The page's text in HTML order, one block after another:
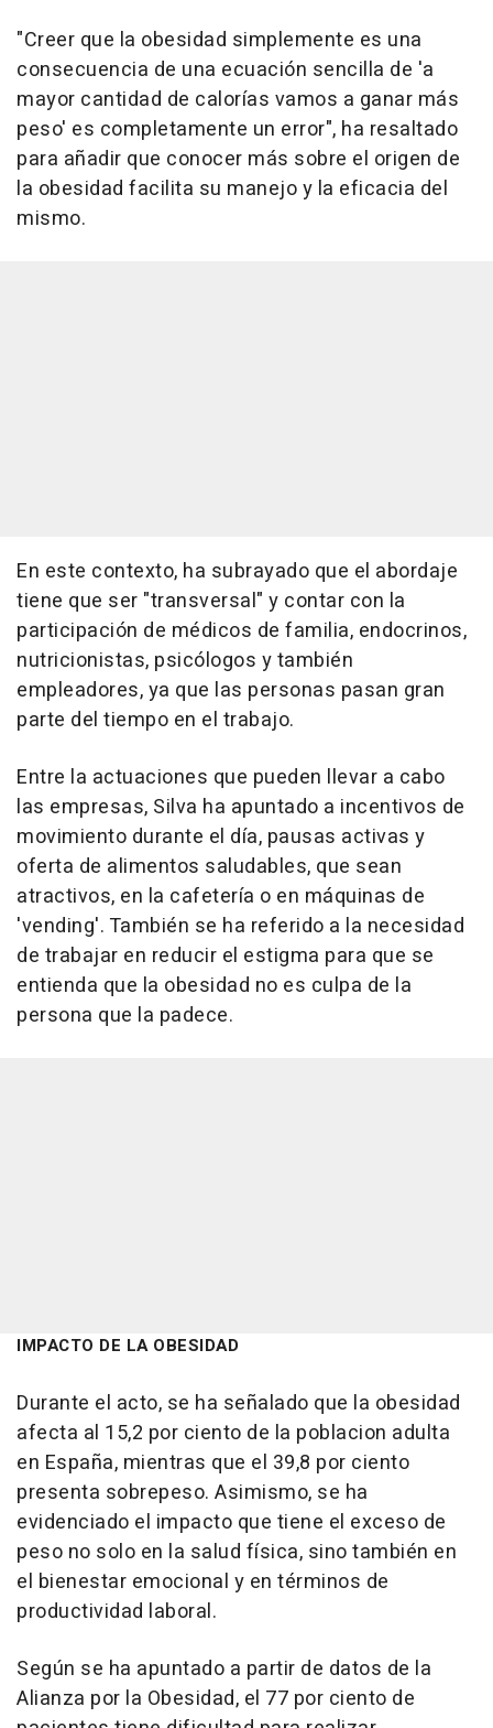
"Creer que la obesidad simplemente es una
consecuencia de una ecuación sencilla de 'a
mayor cantidad de calorías vamos a ganar más
peso' es completamente un error", ha resaltado
para añadir que conocer más sobre el origen de
la obesidad facilita su manejo y la eficacia del
mismo.
En este contexto, ha subrayado que el abordaje
tiene que ser "transversal" y contar con la
participación de médicos de familia, endocrinos,
nutricionistas, psicólogos y también
empleadores, ya que las personas pasan gran
parte del tiempo en el trabajo.
Entre la actuaciones que pueden llevar a cabo
las empresas, Silva ha apuntado a incentivos de
movimiento durante el día, pausas activas y
oferta de alimentos saludables, que sean
atractivos, en la cafetería o en máquinas de
'vending'. También se ha referido a la necesidad
de trabajar en reducir el estigma para que se
entienda que la obesidad no es culpa de la
persona que la padece.
IMPACTO DE LA OBESIDAD
Durante el acto, se ha señalado que la obesidad
afecta al 15,2 por ciento de la poblacion adulta
en España, mientras que el 39,8 por ciento
presenta sobrepeso. Asimismo, se ha
evidenciado el impacto que tiene el exceso de
peso no solo en la salud física, sino también en
el bienestar emocional y en términos de
productividad laboral.
Según se ha apuntado a partir de datos de la
Alianza por la Obesidad, el 77 por ciento de